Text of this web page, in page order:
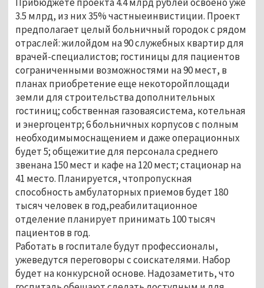
3.5 млрд, из них 35% частныеинвистиции. Проект
предполагает целый больничный городок с рядом
отраслей: жилойдом на 90 служебных квартир для
врачей-специалистов; гостиницы для пациентов
сограниченными возможностями на 90 мест, в
планах приобретение еще некоторойплощади
земли для строительства дополнительных
гостиниц; собственная газоваясистема, котельная
и энергоцентр; 6 больничных корпусов с полным
необходимымоснащением и даже операционных
будет 5; общежитие для персонала среднего
звенана 150 мест и кафе на 120 мест; стационар на
41 место. Планируется, чтопропускная
способность амбулаторных приемов будет 180
тысяч человек в год,реабилитационное
отделение планирует принимать 100 тысяч
пациентов в год.
Работать в госпитале будут профессионалы,
ужеведутся переговоры с соискателями. Набор
будет на конкурсной основе. Надозаметить, что